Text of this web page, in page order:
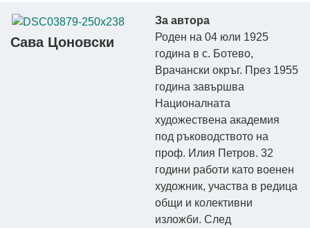
Сава Цоновски
За автора
Роден на 04 юли 1925
година в с. Ботево,
Врачански окръг. През 1955
година завършва
Националната
художествена академия
под ръководството на
проф. Илия Петров. 32
години работи като военен
художник, участва в редица
общи и колективни
изложби. След